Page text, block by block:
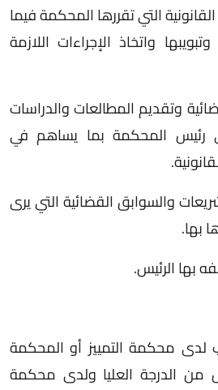
التي تقررها المحكمة فيما
واتخاذ الإجراءات اللازمة
وتقديم المطالعات والدراسات
رئيس المحكمة بما يساهم في
والسوابق القضائية التي يرى
بها.
بها الرئيس.
لدى محكمة التمييز أو المحكمة
من الدرجة العليا ولدى محكمة